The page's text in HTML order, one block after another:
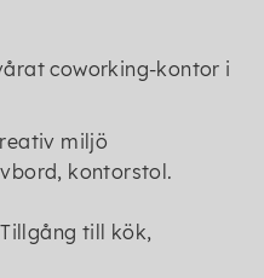
coworking-kontor i
miljö
kontorstol.
till kök,